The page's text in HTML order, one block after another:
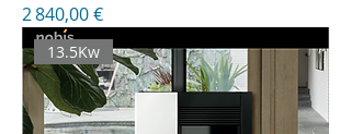
Prix
2 840,00 €
13.5Kw